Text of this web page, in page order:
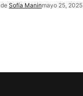
de Sofía Maninmayo 25, 2025